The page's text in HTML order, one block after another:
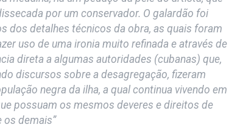
por um conservador. O galardão foi
dos detalhes técnicos da obra, as quais foram
uso de uma ironia muito refinada e através de
direta a algumas autoridades (cubanas) que,
discursos sobre a desagregação, fizeram
negra da ilha, a qual continua vivendo em
possuam os mesmos deveres e direitos de
os demais”